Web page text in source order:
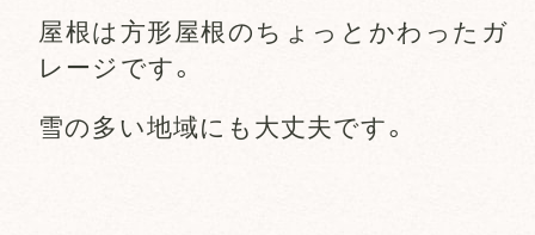
屋根は方形屋根のちょっとかわったガ
レージです。
雪の多い地域にも大丈夫です。